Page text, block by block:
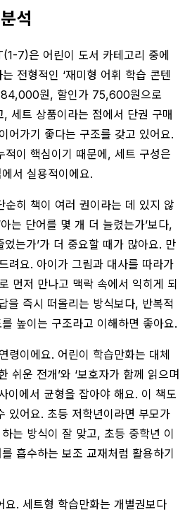
석
7)은 어린이 도서 카테고리 중에
전형적인 ‘재미형 어휘 학습 콘텐
84,000원, 할인가 75,600원으로
세트 상품이라는 점에서 단권 구매
어가기 좋다는 구조를 갖고 있어요.
적이 핵심이기 때문에, 세트 구성은
서 실용적이에요.
순히 책이 여러 권이라는 데 있지 않
는 단어를 몇 개 더 늘렸는가’보다,
었는가’가 더 중요할 때가 많아요. 만
려요. 아이가 그림과 대사를 따라가
먼저 만나고 맥락 속에서 익히게 되
을 즉시 떠올리는 방식보다, 반복적
높이는 구조라고 이해하면 좋아요.
령이에요. 어린이 학습만화는 대체
쉬운 전개’와 ‘보호자가 함께 읽으며
이에서 균형을 잡아야 해요. 이 책도
있어요. 초등 저학년이라면 부모가
는 방식이 잘 맞고, 초등 중학년 이
흡수하는 보조 교재처럼 활용하기
요. 세트형 학습만화는 개별권보다